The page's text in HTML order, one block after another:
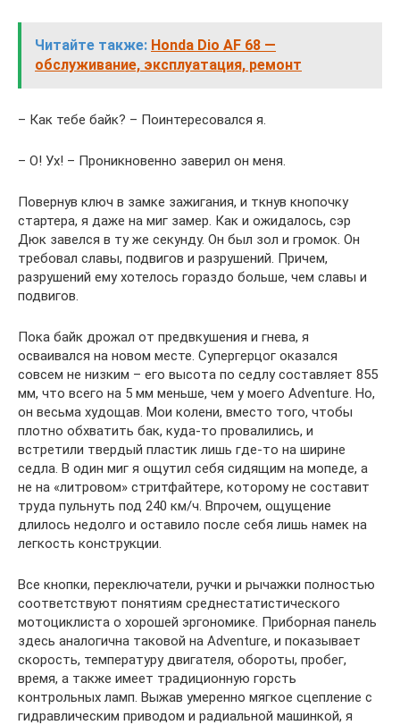
Читайте также: Honda Dio AF 68 —
обслуживание, эксплуатация, ремонт
– Как тебе байк? – Поинтересовался я.
– О! Ух! – Проникновенно заверил он меня.
Повернув ключ в замке зажигания, и ткнув кнопочку
стартера, я даже на миг замер. Как и ожидалось, сэр
Дюк завелся в ту же секунду. Он был зол и громок. Он
требовал славы, подвигов и разрушений. Причем,
разрушений ему хотелось гораздо больше, чем славы и
подвигов.
Пока байк дрожал от предвкушения и гнева, я
осваивался на новом месте. Супергерцог оказался
совсем не низким – его высота по седлу составляет 855
мм, что всего на 5 мм меньше, чем у моего Adventure. Но,
он весьма худощав. Мои колени, вместо того, чтобы
плотно обхватить бак, куда-то провалились, и
встретили твердый пластик лишь где-то на ширине
седла. В один миг я ощутил себя сидящим на мопеде, а
не на «литровом» стритфайтере, которому не составит
труда пульнуть под 240 км/ч. Впрочем, ощущение
длилось недолго и оставило после себя лишь намек на
легкость конструкции.
Все кнопки, переключатели, ручки и рычажки полностью
соответствуют понятиям среднестатистического
мотоциклиста о хорошей эргономике. Приборная панель
здесь аналогична таковой на Adventure, и показывает
скорость, температуру двигателя, обороты, пробег,
время, а также имеет традиционную горсть
контрольных ламп. Выжав умеренно мягкое сцепление с
гидравлическим приводом и радиальной машинкой, я